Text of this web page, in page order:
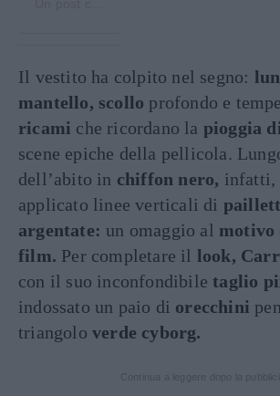
Il vestito ha colpito nel segno:
mantello, scollo profondo e
ricami che ricordano la pioggia
scene epiche della pellicola.
dell’abito in chiffon nero, infatti,
applicato linee verticali di
argentate: un omaggio al
film. Per completare il look,
con il suo inconfondibiletaglio
indossato un paio di orecchini
triangolo verde cyborg.